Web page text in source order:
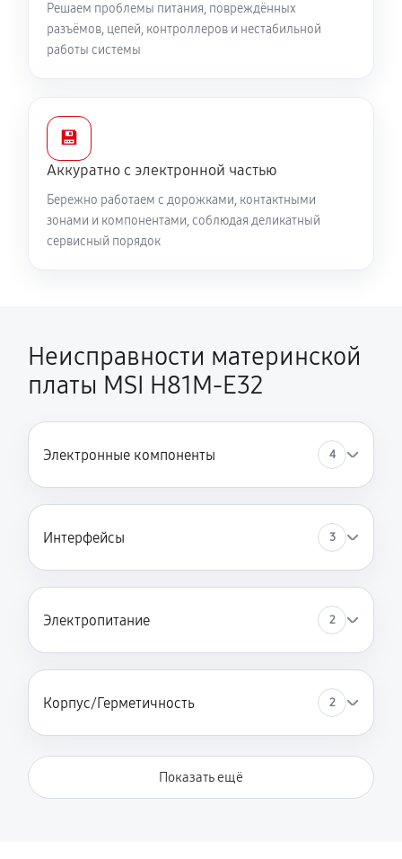
Решаем проблемы питания, повреждённых
разъёмов, цепей, контроллеров и нестабильной
работы системы
💾
Аккуратно с электронной частью
Бережно работаем с дорожками, контактными
зонами и компонентами, соблюдая деликатный
сервисный порядок
Неисправности материнской
платы MSI H81M-E32
Электронные компоненты 4
Интерфейсы 3
Электропитание 2
Корпус/Герметичность 2
Показать ещё